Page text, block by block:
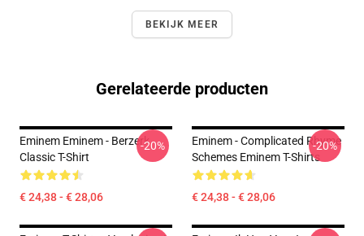
BEKIJK MEER
Gerelateerde producten
Eminem Eminem - Berzerk
Classic T-Shirt
€ 24,38 - € 28,06
-20%
Eminem - Complicated Rhyme
Schemes Eminem T-Shirts
€ 24,38 - € 28,06
-20%